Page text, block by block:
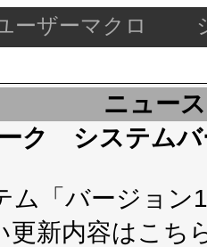
ーザーマクロ
ニュース
ク システムバ
ム「バージョ
更新内容はこち